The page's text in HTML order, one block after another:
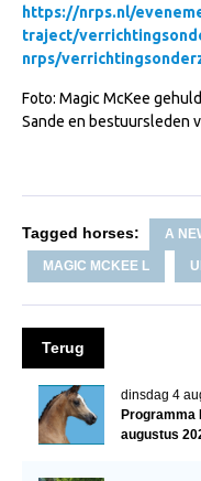
Regionale
Nationale
Evenementen
Arabissimo
Veulenregistratie
https://nrps.nl/
traject/
nrps/
Foto: Magic McKee
Sande en bestuursleden
Tagged horses: A
MAGIC MCKEE L
Terug
dinsdag 4
Programma
augustus